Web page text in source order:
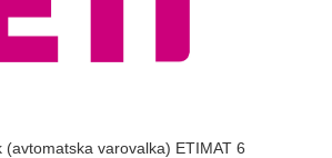
(avtomatska varovalka) ETIMAT 6